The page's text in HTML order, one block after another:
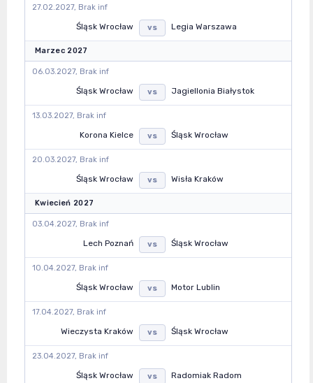
27.02.2027, Brak inf
Śląsk Wrocław vs Legia Warszawa
Marzec 2027
06.03.2027, Brak inf
Śląsk Wrocław vs Jagiellonia Białystok
13.03.2027, Brak inf
Korona Kielce vs Śląsk Wrocław
20.03.2027, Brak inf
Śląsk Wrocław vs Wisła Kraków
Kwiecień 2027
03.04.2027, Brak inf
Lech Poznań vs Śląsk Wrocław
10.04.2027, Brak inf
Śląsk Wrocław vs Motor Lublin
17.04.2027, Brak inf
Wieczysta Kraków vs Śląsk Wrocław
23.04.2027, Brak inf
Śląsk Wrocław vs Radomiak Radom